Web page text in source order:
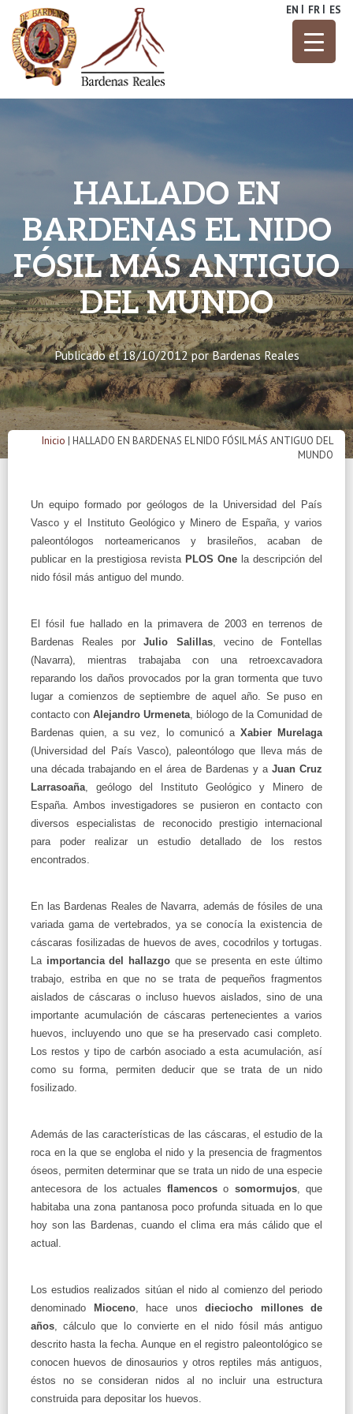
content
Bardenas
Parque Natural
EN FR ES
HALLADO EN
BARDENAS EL NIDO
FÓSIL MÁS ANTIGUO
DEL MUNDO
Publicado el18/10/2012porBardenas Reales
Inicio | HALLADO EN BARDENAS EL NIDO FÓSIL MÁS ANTIGUO DEL
MUNDO
Un equipo formado por geólogos de la Universidad del País
Vasco y el Instituto Geológico y Minero de España, y varios
paleontólogos norteamericanos y brasileños, acaban de
publicar en la prestigiosa revista PLOS One la descripción del
nido fósil más antiguo del mundo.
El fósil fue hallado en la primavera de 2003 en terrenos de
Bardenas Reales porJulio Salillas, vecino de Fontellas
(Navarra), mientras trabajaba con una retroexcavadora
reparando los daños provocados por la gran tormenta que tuvo
lugar a comienzos de septiembre de aquel año. Se puso en
contacto con Alejandro Urmeneta , biólogo de la Comunidad de
Bardenas quien, a su vez, lo comunicó a Xabier Murelaga
(Universidad del País Vasco), paleontólogo que lleva más de
una década trabajando en el área de Bardenas y a Juan Cruz
Larrasoaña , geólogo del Instituto Geológico y Minero de
España. Ambos investigadores se pusieron en contacto con
diversos especialistas de reconocido prestigio internacional
para poder realizar un estudio detallado de los restos
encontrados.
En las Bardenas Reales de Navarra, además de fósiles de una
variada gama de vertebrados, ya se conocía la existencia de
cáscaras fosilizadas de huevos de aves, cocodrilos y tortugas.
La importancia del hallazgo que se presenta en este último
trabajo, estriba en que no se trata de pequeños fragmentos
aislados de cáscaras o incluso huevos aislados, sino de una
importante acumulación de cáscaras pertenecientes a varios
huevos, incluyendo uno que se ha preservado casi completo.
Los restos y tipo de carbón asociado a esta acumulación, así
como su forma, permiten deducir que se trata de un nido
fosilizado.
Además de las características de las cáscaras, el estudio de la
roca en la que se engloba el nido y la presencia de fragmentos
óseos, permiten determinar que se trata un nido de una especie
antecesora de los actualesflamencos o somormujos, que
habitaba una zona pantanosa poco profunda situada en lo que
hoy son las Bardenas, cuando el clima era más cálido que el
actual.
Los estudios realizados sitúan el nido al comienzo del periodo
denominado
Mioceno, hace unos dieciocho millones de
años , cálculo que lo convierte en el nido fósil más antiguo
descrito hasta la fecha. Aunque en el registro paleontológico se
conocen huevos de dinosaurios y otros reptiles más antiguos,
éstos no se consideran nidos al no incluir una estructura
construida para depositar los huevos.